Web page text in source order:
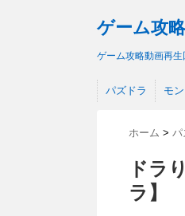
ゲーム攻
ゲーム攻略動画再生
パズドラ モ
ホーム > パ
ドラ
ラ】